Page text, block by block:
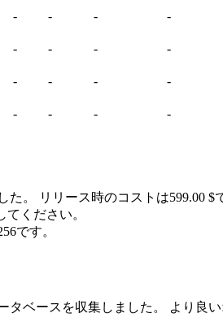
- - - -
- - - -
- - - -
- - - -
。 リリース時のコストは599.00
ください。
です。
ベースを収集しました。 より良